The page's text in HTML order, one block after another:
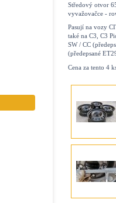
Středový otvor
vyvažovačce -
Pasují na vozy
také na C3, C3
SW / CC
(předepsané
Cena za tento 4